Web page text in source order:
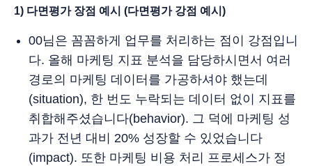
1) 다면평가 장점 예시 (다면평가 강점 예시)
00님은 꼼꼼하게 업무를 처리하는 점이 강점입니
다. 올해 마케팅 지표 분석을 담당하시면서 여러
경로의 마케팅 데이터를 가공하셔야 했는데
(situation), 한 번도 누락되는 데이터 없이 지표를
취합해주셨습니다(behavior). 그 덕에 마케팅 성
과가 전년 대비 20% 성장할 수 있었습니다
(impact). 또한 마케팅 비용 처리 프로세스가 정